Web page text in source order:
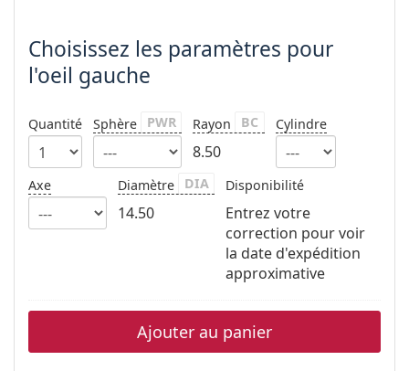
Choisissez les paramètres pour
l'oeil gauche
Quantité Sphère PWR Rayon BC
8.50
Cylindre
Axe Diamètre DIA
14.50
Disponibilité
Entrez votre
correction pour voir
la date d'expédition
approximative
Ajouter au panier